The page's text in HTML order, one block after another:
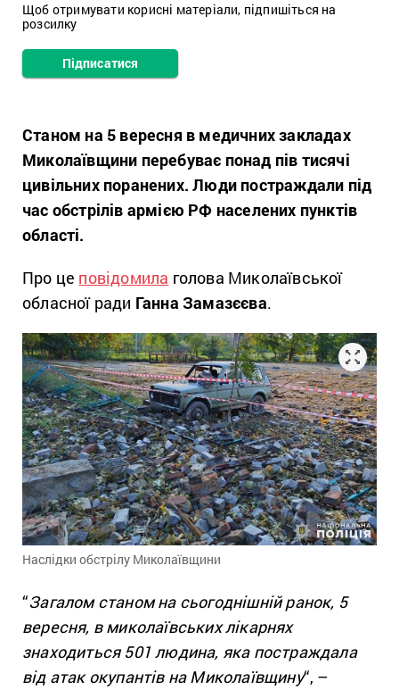
Щоб отримувати корисні матеріали, підпишіться на
розсилку
Підписатися
Станом на 5 вересня в медичних закладах
Миколаївщини перебуває понад пів тисячі
цивільних поранених. Люди постраждали під
час обстрілів армією РФ населених пунктів
області.
Про це повідомила голова Миколаївської
обласної ради Ганна Замазєєва.
Наслідки обстрілу Миколаївщини
“Загалом станом на сьогоднішній ранок, 5
вересня, в миколаївських лікарнях
знаходиться 501 людина, яка постраждала
від атак окупантів на Миколаївщину“, –